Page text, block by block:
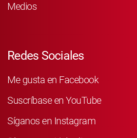
Medios
Redes Sociales
Me gusta en Facebook
Suscríbase en YouTube
Síganos en Instagram